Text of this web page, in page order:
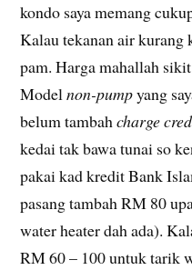
kondo saya memang
Kalau tekanan air kurang
pam. Harga mahallah
Modelnon-pumpyang
belum tambahcharge
kedai tak bawa tunai so
pakai kad kredit Bank
pasang tambah RM 80
water heater dah ada).
RM 60 – 100 untuk tarik